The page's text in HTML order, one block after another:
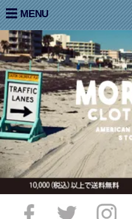
大阪高槻,国産ジーンズ,アメカジ,
ボ,WORKERS,ワーカーズ
MENU